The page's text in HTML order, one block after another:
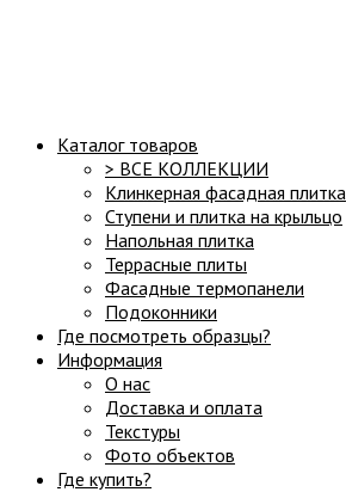
Каталог товаров
> ВСЕ КОЛЛЕКЦИИ
Клинкерная фасадная плитка
Ступени и плитка на крыльцо
Напольная плитка
Террасные плиты
Фасадные термопанели
Подоконники
Где посмотреть образцы?
Информация
О нас
Доставка и оплата
Текстуры
Фото объектов
Где купить?